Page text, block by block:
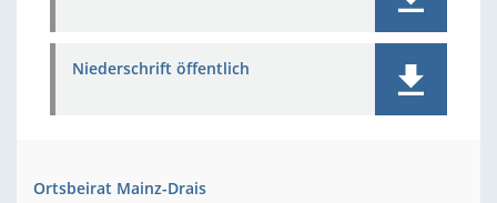
Niederschrift öffentlich
Ortsbeirat Mainz-Drais